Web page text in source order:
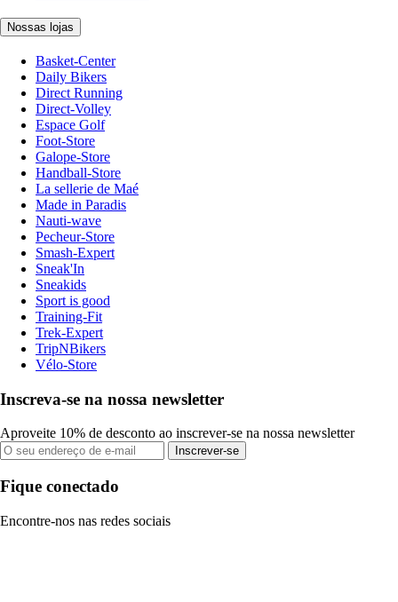
Nossas lojas
Basket-Center
Daily Bikers
Direct Running
Direct-Volley
Espace Golf
Foot-Store
Galope-Store
Handball-Store
La sellerie de Maé
Made in Paradis
Nauti-wave
Pecheur-Store
Smash-Expert
Sneak'In
Sneakids
Sport is good
Training-Fit
Trek-Expert
TripNBikers
Vélo-Store
Inscreva-se na nossa newsletter
Aproveite 10% de desconto ao inscrever-se na nossa newsletter
Inscrever-se
Fique conectado
Encontre-nos nas redes sociais